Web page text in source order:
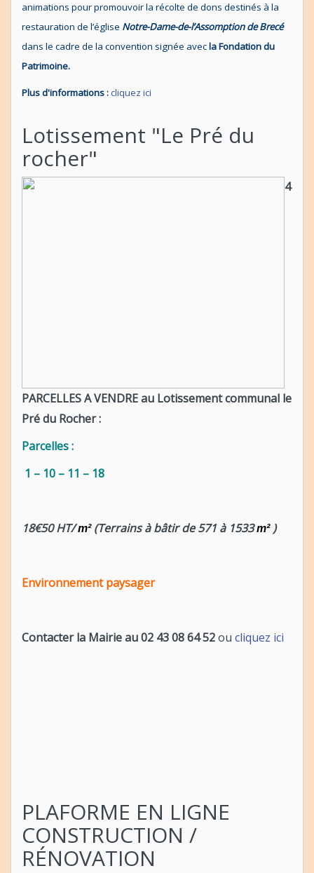
animations pour promouvoir la récolte de dons destinés à la
restauration de l’église Notre-Dame-de-l’Assomption de Brecé
dans le cadre de la convention signée avecla Fondation du
Patrimoine.
Plus d'informations:cliquez ici
Lotissement "Le Pré du
rocher"
4
PARCELLES A VENDRE au Lotissement communal le
Pré du Rocher :
Parcelles :
1 – 10 – 11 – 18
18€50 HT/m²(Terrains à bâtir de 571 à 1533m²)
Environnement paysager
Contacter la Mairie au 02 43 08 64 52ou cliquez ici
PLAFORME EN LIGNE
CONSTRUCTION /
RÉNOVATION